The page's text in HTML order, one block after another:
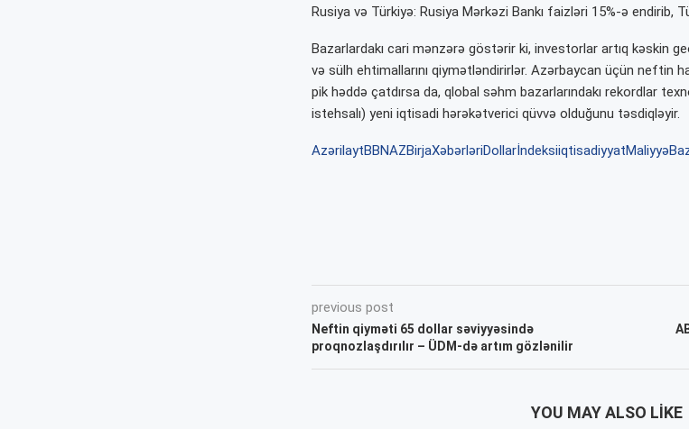
Rusiya və Türkiyə: Rusiya Mərkəzi Bankı faizləri 15%-ə endirib,
Bazarlardakı cari mənzərə göstərir ki, investorlar artıq kəskin
və sülh ehtimallarını qiymətləndirirlər. Azərbaycan üçün neftin
pik həddə çatdırsa da, qlobal səhm bazarlarındakı rekordlar
istehsalı) yeni iqtisadi hərəkətverici qüvvə olduğunu təsdiqləyir.
AzərilaytBBNAZBirjaXəbərləriDollarİndeksiiqtisadiyyat
previous post
Neftin qiyməti 65 dollar səviyyəsində
proqnozlaşdırılır – ÜDM-də artım gözlənilir
YOU MAY ALSO LIKE